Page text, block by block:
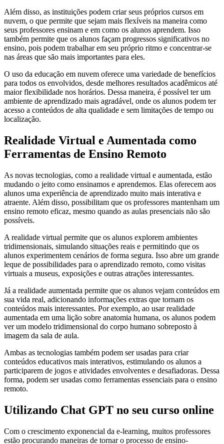
Além disso, as instituições podem criar seus próprios cursos em
nuvem, o que permite que sejam mais flexíveis na maneira como
seus professores ensinam e em como os alunos aprendem. Isso
também permite que os alunos façam progressos significativos no
ensino, pois podem trabalhar em seu próprio ritmo e concentrar-se
nas áreas que são mais importantes para eles.
O uso da educação em nuvem oferece uma variedade de benefícios
para todos os envolvidos, desde melhores resultados acadêmicos até
maior flexibilidade nos horários. Dessa maneira, é possível ter um
ambiente de aprendizado mais agradável, onde os alunos podem ter
acesso a conteúdos de alta qualidade e sem limitações de tempo ou
localização.
Realidade Virtual e Aumentada como
Ferramentas de Ensino Remoto
As novas tecnologias, como a realidade virtual e aumentada, estão
mudando o jeito como ensinamos e aprendemos. Elas oferecem aos
alunos uma experiência de aprendizado muito mais interativa e
atraente. Além disso, possibilitam que os professores mantenham um
ensino remoto eficaz, mesmo quando as aulas presenciais não são
possíveis.
A realidade virtual permite que os alunos explorem ambientes
tridimensionais, simulando situações reais e permitindo que os
alunos experimentem cenários de forma segura. Isso abre um grande
leque de possibilidades para o aprendizado remoto, como visitas
virtuais a museus, exposições e outras atrações interessantes.
Já a realidade aumentada permite que os alunos vejam conteúdos em
sua vida real, adicionando informações extras que tornam os
conteúdos mais interessantes. Por exemplo, ao usar realidade
aumentada em uma lição sobre anatomia humana, os alunos podem
ver um modelo tridimensional do corpo humano sobreposto à
imagem da sala de aula.
Ambas as tecnologias também podem ser usadas para criar
conteúdos educativos mais interativos, estimulando os alunos a
participarem de jogos e atividades envolventes e desafiadoras. Dessa
forma, podem ser usadas como ferramentas essenciais para o ensino
remoto.
Utilizando Chat GPT no seu curso online
Com o crescimento exponencial da e-learning, muitos professores
estão procurando maneiras de tornar o processo de ensino-